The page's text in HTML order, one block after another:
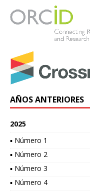
AÑOS ANTERIORES
2025
▪ Número 1
▪ Número 2
▪ Número 3
▪ Número 4